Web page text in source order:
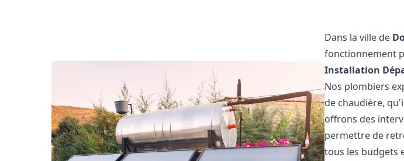
Dans la ville de
fonctionnement
Installation
Nos plombiers
de chaudière,
offrons des
permettre de
tous les budgets